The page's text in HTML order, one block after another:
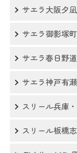
サエラ大阪夕凪
サエラ御影塚町
サエラ春日野道
サエラ神戸有瀬
スリール兵庫
スリール板橋